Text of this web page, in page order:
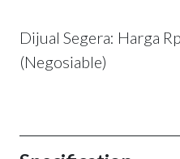
Dijual Segera: Harga
(Negosiable)